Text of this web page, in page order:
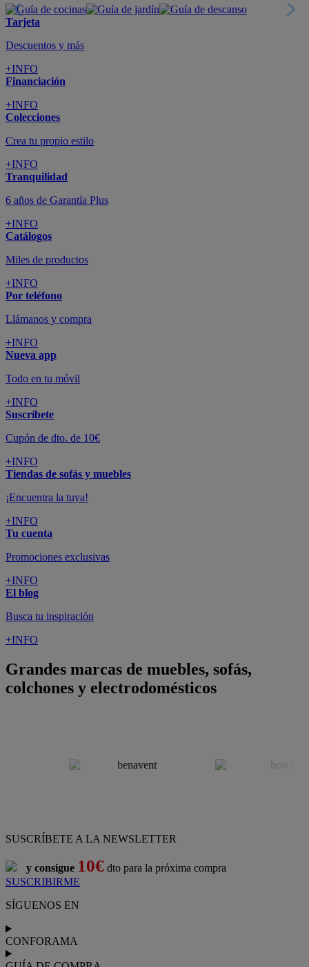
Tarjeta
Descuentos y más
+INFO
Financiación
+INFO
Colecciones
Crea tu propio estilo
+INFO
Tranquilidad
6 años de Garantía Plus
+INFO
Catálogos
Miles de productos
+INFO
Por teléfono
Llámanos y compra
+INFO
Nueva app
Todo en tu móvil
+INFO
Suscríbete
Cupón de dto. de 10€
+INFO
Tiendas de sofás y muebles
¡Encuentra la tuya!
+INFO
Tu cuenta
Promociones exclusivas
+INFO
El blog
Busca tu inspiración
+INFO
Grandes marcas de muebles, sofás,
colchones y electrodomésticos
SUSCRÍBETE A LA NEWSLETTER
y consigue 10€ dto para la próxima compra
SUSCRIBIRME
SÍGUENOS EN
CONFORAMA